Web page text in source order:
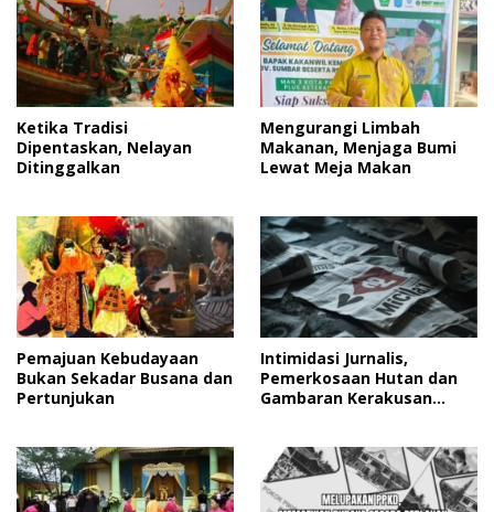
Ketika Tradisi
Dipentaskan, Nelayan
Ditinggalkan
Mengurangi Limbah
Makanan, Menjaga Bumi
Lewat Meja Makan
Pemajuan Kebudayaan
Bukan Sekadar Busana dan
Pertunjukan
Intimidasi Jurnalis,
Pemerkosaan Hutan dan
Gambaran Kerakusan